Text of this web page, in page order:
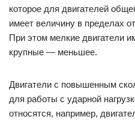
которое для двигателей
имеет величину в пределах
При этом мелкие двигатели
крупные — меньшее.
Двигатели с повышенным
для работы с ударной
относятся, например,